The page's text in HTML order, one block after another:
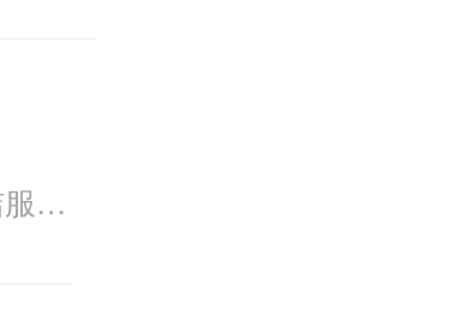
2026年4月15日万州龙驹市场监督管理局保洁服务由重庆美